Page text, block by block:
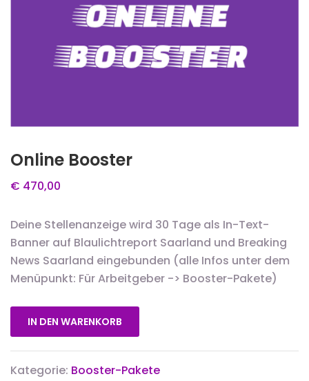
Online Booster
€ 470,00
Deine Stellenanzeige wird 30 Tage als In-Text-
Banner auf Blaulichtreport Saarland und Breaking
News Saarland eingebunden (alle Infos unter dem
Menüpunkt: Für Arbeitgeber -> Booster-Pakete)
IN DEN WARENKORB
Kategorie: Booster-Pakete